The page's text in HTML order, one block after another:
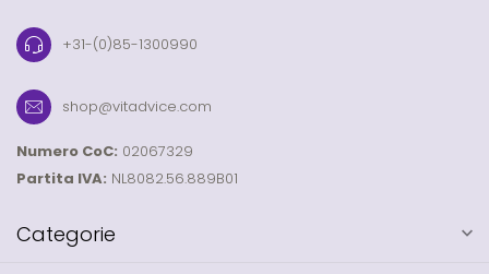
+31-(0)85-1300990
shop@vitadvice.com
Numero CoC: 02067329
Partita IVA: NL8082.56.889B01
Categorie